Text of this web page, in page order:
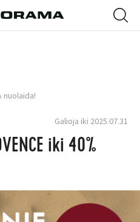
nuolaida!
Galioja iki 2025.07.31
iki 40%